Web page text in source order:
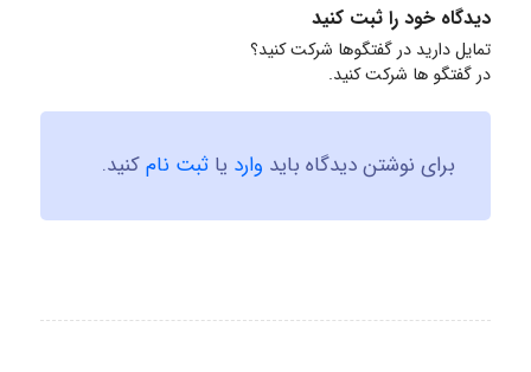
دیدگاه خود را ثبت کنید
تمایل دارید در گفتگوها شرکت کنید؟
در گفتگو ها شرکت کنید.
برای نوشتن دیدگاه باید وارد یا ثبت نامکنید.